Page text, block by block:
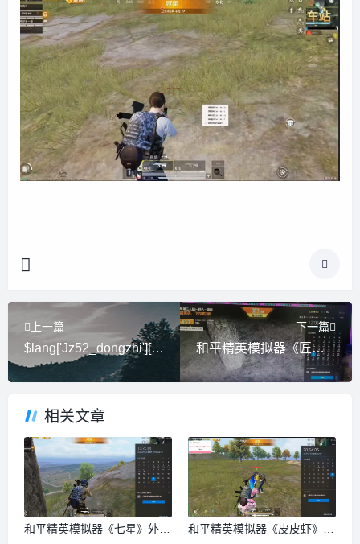
上一篇
$lang['Jz52_dongzhi']['laoli_myl']}
下一篇
和平精英模拟器《匠心》外挂支持观战透视
相关文章
和平精英模拟器《七星》外挂
和平精英模拟器《皮皮虾》内